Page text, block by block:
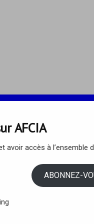
les
AFCIA
avoir accès à l’ensemble
ABONNEZ-